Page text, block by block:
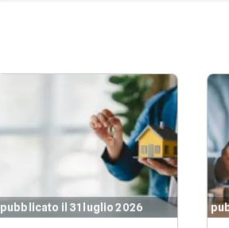
pubblicato il 31 luglio 2026